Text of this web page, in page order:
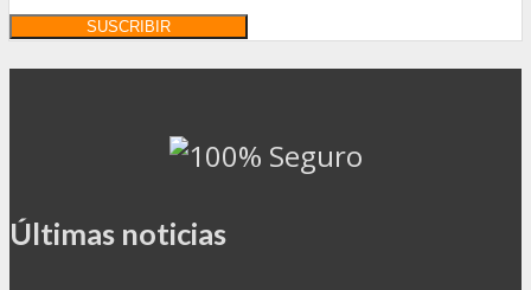
Últimas noticias